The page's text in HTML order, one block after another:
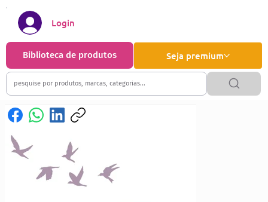
Seja premium
Biblioteca de produtos
Login